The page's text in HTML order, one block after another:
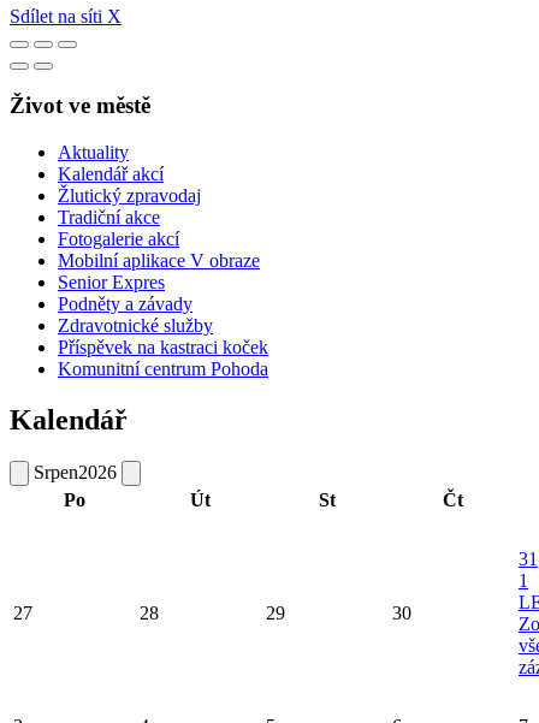
Sdílet na síti X
Život ve městě
Aktuality
Kalendář akcí
Žlutický zpravodaj
Tradiční akce
Fotogalerie akcí
Mobilní aplikace V obraze
Senior Expres
Podněty a závady
Zdravotnické služby
Příspěvek na kastraci koček
Komunitní centrum Pohoda
Kalendář
Srpen2026
Po
Út St Čt
27 28 29 30
31
1